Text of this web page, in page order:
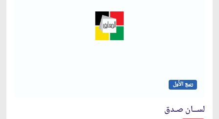
ربيع الأول
لســان صـدق